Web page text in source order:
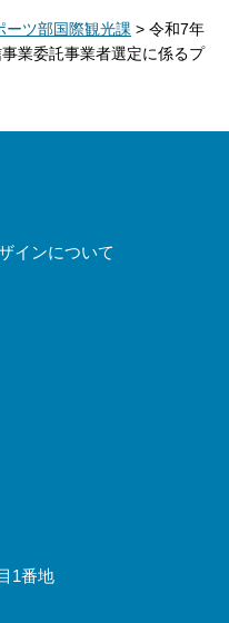
ーツ部国際観光課 > 令和7年
業委託事業者選定に係るプ
インについて
1番地